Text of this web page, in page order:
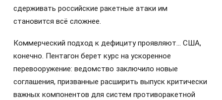
сдерживать российские ракетные атаки им
становится всё сложнее.
Коммерческий подход к дефициту проявляют… США,
конечно. Пентагон берет курс на ускоренное
перевооружение: ведомство заключило новые
соглашения, призванные расширить выпуск критически
важных компонентов для систем противоракетной